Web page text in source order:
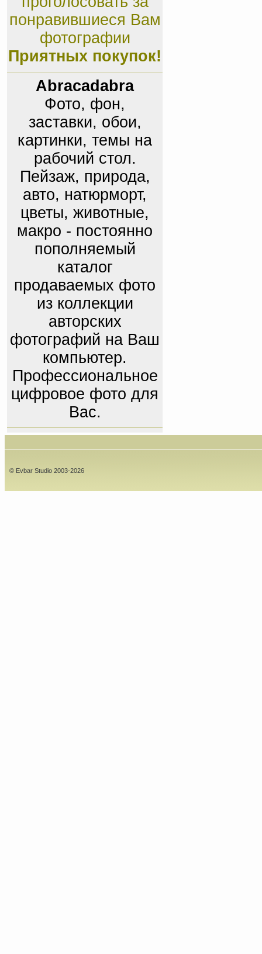
понравившиеся Вам
фотографии
Приятных покупок!
Abracadabra
Фото, фон,
заставки, обои,
картинки, темы на
рабочий стол.
Пейзаж, природа,
авто, натюрморт,
цветы, животные,
макро - постоянно
пополняемый
каталог
продаваемых фото
из коллекции
авторских
фотографий на Ваш
компьютер.
Профессиональное
цифровое фото для
Вас.
© Evbar Studio 2003-2026